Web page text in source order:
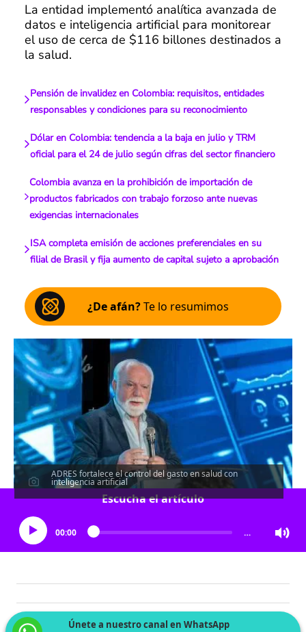
La entidad implementó analítica avanzada de
datos e inteligencia artificial para monitorear
el uso de cerca de $116 billones destinados a
la salud.
Pensión de invalidez en Colombia: requisitos, entidades
responsables y condiciones para su reconocimiento
Dólar en Colombia: tendencia a la baja en julio y TRM
oficial para el 24 de julio según cifras del sector financiero
Colombia avanza en la prohibición de importación de
productos fabricados con trabajo forzoso ante nuevas
exigencias internacionales
ISA completa emisión de acciones preferenciales en su
filial de Brasil y fija aumento de capital sujeto a aprobación
¿De afán?Te lo resumimos
ADRES fortalece el control del gasto en salud con
inteligencia artificial
Escucha el artículo
00:00 …
Únete a nuestro canal en WhatsApp